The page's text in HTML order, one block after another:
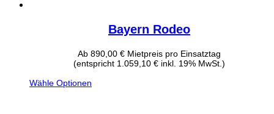
Bayern Rodeo
Ab 890,00 € Mietpreis pro Einsatztag
(entspricht 1.059,10 € inkl. 19% MwSt.)
Wähle Optionen